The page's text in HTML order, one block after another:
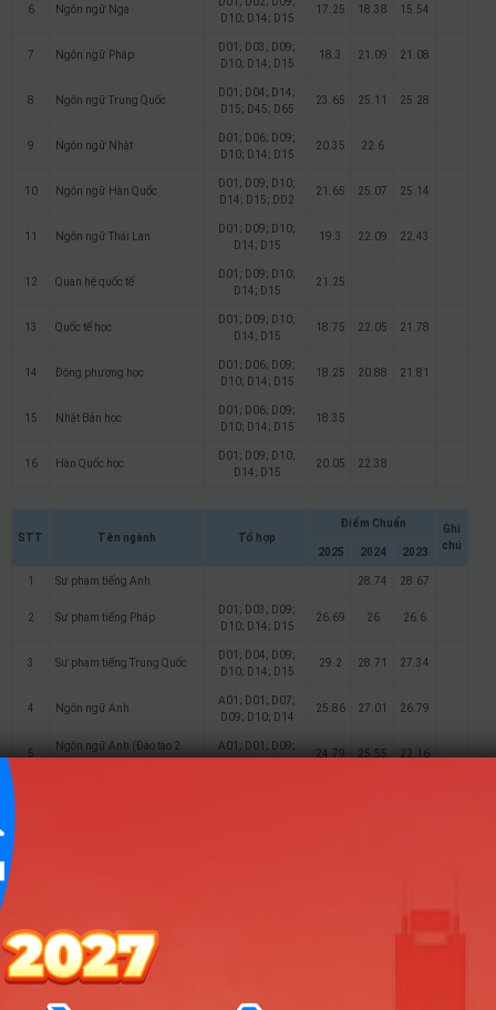
6 Ngôn ngữ Nga
D10; D14; D15
17.25 18.38 15.54
7 Ngôn ngữ Pháp
D01; D03; D09;
D10; D14; D15
18.3 21.09 21.08
8 Ngôn ngữ Trung Quốc
D01; D04; D14;
D15; D45; D65
23.65 25.11 25.28
9 Ngôn ngữ Nhật
D01; D06; D09;
D10; D14; D15
20.35 22.6
10 Ngôn ngữ Hàn Quốc
D01; D09; D10;
D14; D15; DD2
21.65 25.07 25.14
11 Ngôn ngữ Thái Lan
D01; D09; D10;
D14; D15
19.3 22.09 22.43
12 Quan hệ quốc tế
D01; D09; D10;
D14; D15
21.25
13 Quốc tế học
D01; D09; D10;
D14; D15
18.75 22.05 21.78
14 Đông phương học
D01; D06; D09;
D10; D14; D15
18.25 20.88 21.81
15 Nhật Bản học
D01; D06; D09;
D10; D14; D15
18.35
16 Hàn Quốc học
D01; D09; D10;
D14; D15
20.05 22.38
STT Tên ngành Tổ hợp
Điểm Chuẩn
Ghi
chú
2025 2024 2023
1 Sư phạm tiếng Anh 28.74 28.67
2 Sư phạm tiếng Pháp
D01; D03; D09;
D10; D14; D15
26.69 26 26.6
3 Sư phạm tiếng Trung Quốc
D01; D04; D09;
D10; D14; D15
29.2 28.71 27.34
4 Ngôn ngữ Anh
A01; D01; D07;
D09; D10; D14
25.86 27.01 26.79
5
Ngôn ngữ Anh (Đào tạo 2
A01; D01; D09;
24.79 25.55 22.16
9 Ngôn ngữ Nhật
10 Ngôn ngữ Hàn Quốc